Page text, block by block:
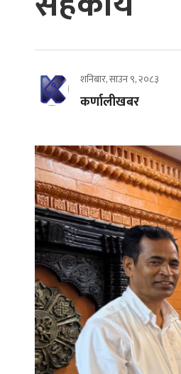
शनिबार, साउन ९, २०८३
कर्णालीखबर